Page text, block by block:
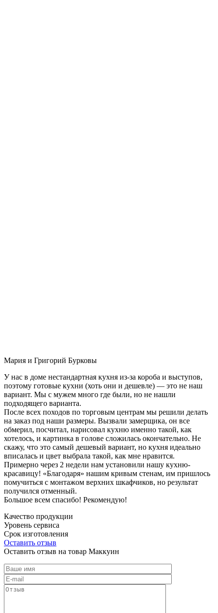
Мария и Григорий Бурковы
У нас в доме нестандартная кухня из-за короба и выступов,
поэтому готовые кухни (хоть они и дешевле) — это не наш
вариант. Мы с мужем много где были, но не нашли
подходящего варианта.
После всех походов по торговым центрам мы решили делать
на заказ под наши размеры. Вызвали замерщика, он все
обмерил, посчитал, нарисовал кухню именно такой, как
хотелось, и картинка в голове сложилась окончательно. Не
скажу, что это самый дешевый вариант, но кухня идеально
вписалась и цвет выбрала такой, как мне нравится.
Примерно через 2 недели нам установили нашу кухню-
красавицу! «Благодаря» нашим кривым стенам, им пришлось
помучиться с монтажом верхних шкафчиков, но результат
получился отменный.
Большое всем спасибо! Рекомендую!
Качество продукции
Уровень сервиса
Срок изготовления
Оставить отзыв
Оставить отзыв на товар Маккуин